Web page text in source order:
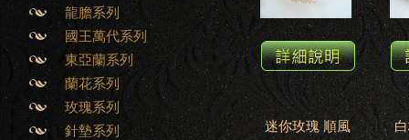
龍膽系列
國王萬代系列
東亞蘭系列
蘭花系列
玫瑰系列
針墊系列
迷你玫瑰 順風